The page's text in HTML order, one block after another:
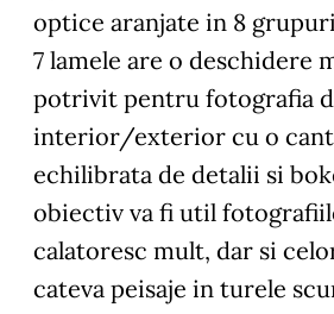
optice aranjate in 8
7 lamele are o deschidere
potrivit pentru fotografia
interior/exterior cu o
echilibrata de detalii si
obiectiv va fi util
calatoresc mult, dar si
cateva peisaje in turele